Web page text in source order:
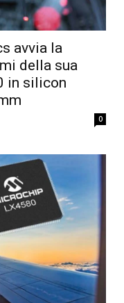
avvia la
della sua
in silicon
0